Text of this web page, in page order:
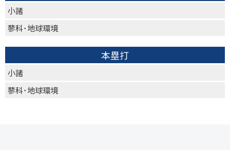
小諸
蓼科･地球環境
本塁打
小諸
蓼科･地球環境